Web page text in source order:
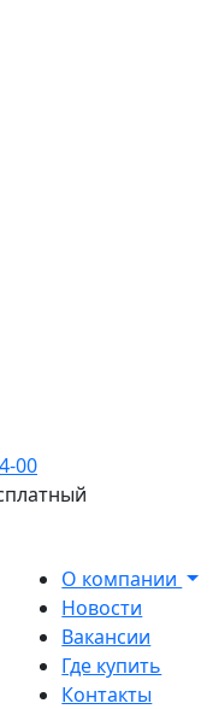
00
О компании
Новости
Вакансии
Где купить
Контакты